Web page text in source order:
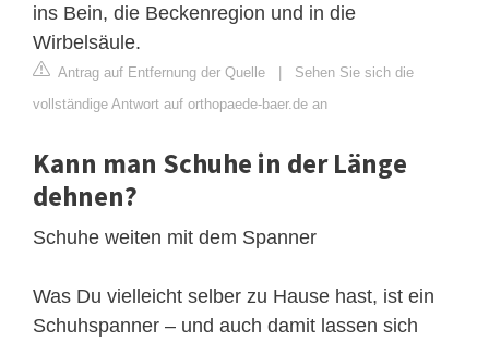
ins Bein, die Beckenregion und in die
Wirbelsäule.
Antrag auf Entfernung der Quelle | Sehen Sie sich die
vollständige Antwort auf orthopaede-baer.de an
Kann man Schuhe in der Länge
dehnen?
Schuhe weiten mit dem Spanner
Was Du vielleicht selber zu Hause hast, ist ein
Schuhspanner – und auch damit lassen sich